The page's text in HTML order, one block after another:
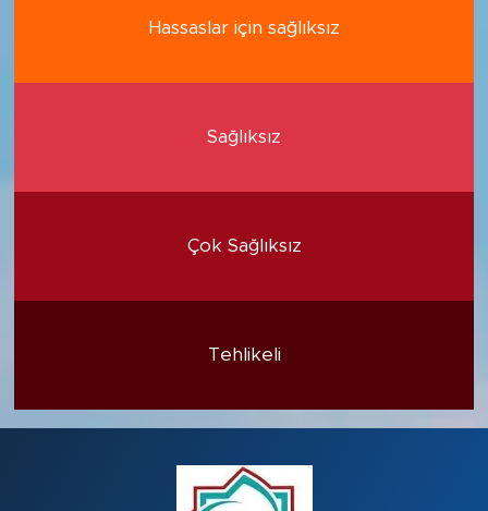
Hassaslar için sağlıksız
Sağlıksız
Çok Sağlıksız
Tehlikeli